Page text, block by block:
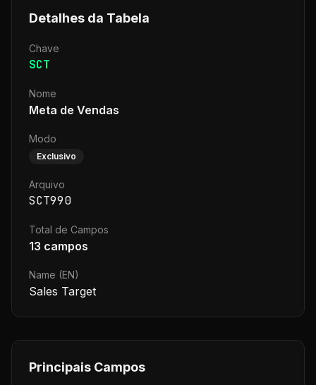
Detalhes da Tabela
Chave
SCT
Nome
Meta de Vendas
Modo
Exclusivo
Arquivo
SCT990
Total de Campos
13 campos
Name (EN)
Sales Target
Principais Campos